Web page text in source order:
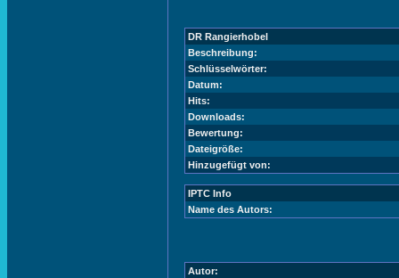
DR Rangierhobel
Beschreibung:
Schlüsselwörter:
Datum:
Hits:
Downloads:
Bewertung:
Dateigröße:
Hinzugefügt von:
IPTC Info
Name des Autors:
Autor: